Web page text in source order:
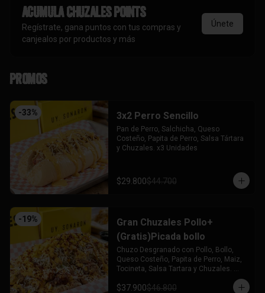
AcumulaChuzales Points
Regístrate, gana puntos con tus compras y
canjealos por productos y más
Únete
Promos
-33% 3x2 Perro Sencillo
Pan de Perro, Salchicha, Queso
Costeño, Papita de Perro, Salsa Tártara
y Chuzales. x3 Unidades
$29.800$44.700
-19%
Gran Chuzales Pollo+
(Gratis)Picada bollo
Chuzo Desgranado con Pollo, Bollo,
Queso Costeño, Papita de Perro, Maiz,
Tocineta, Salsa Tartara y Chuzales.
Acompañado de una Picada de Bollo
(Gratis)
$37.900$46.800